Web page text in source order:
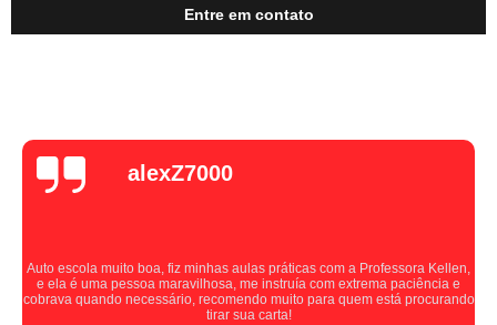
Entre em contato
alexZ7000
Auto escola muito boa, fiz minhas aulas práticas com a Professora Kellen,
e ela é uma pessoa maravilhosa, me instruía com extrema paciência e
cobrava quando necessário, recomendo muito para quem está procurando
tirar sua carta!